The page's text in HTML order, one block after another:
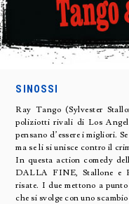
SINOSSI
Ray Tango (Sylvester
poliziotti rivali di Los
pensano d’essere i migliori.
ma se li si unisce contro il
In questa action comedy
DALLA FINE, Stallone e
risate. I due mettono a
che si svolge con uno